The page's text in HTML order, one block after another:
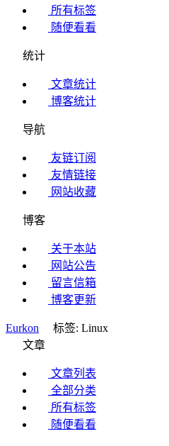
所有标签
随便看看
统计
文章统计
博客统计
导航
友链订阅
友情链接
网站收藏
博客
关于本站
网站公告
留言信箱
博客更新
Eurkon
标签: Linux
文章
文章列表
全部分类
所有标签
随便看看